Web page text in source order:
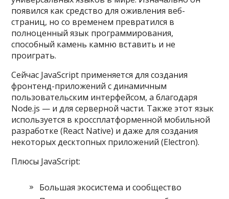
появился как средство для оживления веб-
страниц, но со временем превратился в
полноценный язык программирования,
способный камень камню вставить и не
проиграть.
Сейчас JavaScript применяется для создания
фронтенд-приложений с динамичным
пользовательским интерфейсом, а благодаря
Node.js — и для серверной части. Также этот язык
используется в кроссплатформенной мобильной
разработке (React Native) и даже для создания
некоторых десктопных приложений (Electron).
Плюсы JavaScript:
Большая экосистема и сообщество